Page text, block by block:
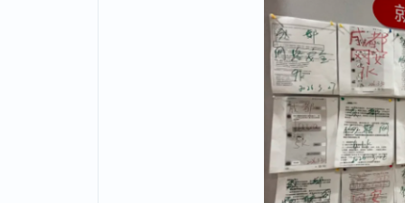
课程全面覆盖CISP-PTE（渗透测试方向）全部内容
证书，蜗牛学员还可享受专属优惠；同时提供全方位